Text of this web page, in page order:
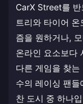
CarX Street를
트리와 타이어
즘을 원하거나,
온라인 요소보다
다른 게임을 찾
수의 레이싱 팬
찬 도시 중 하나